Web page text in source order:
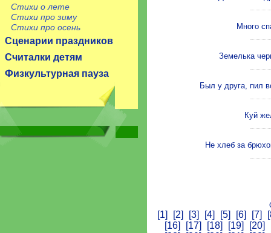
Стихи о лете
Стихи про зиму
Стихи про осень
Сценарии праздников
Считалки детям
Физкультурная пауза
Много
Земелька
Был у друга, пил
Куй
Не хлеб за
[1] [2] [3] [4] [5] [6] [7]
[16]
[17] [18] [19] [20]